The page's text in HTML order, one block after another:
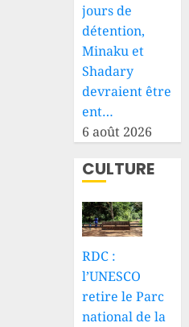
jours de
détention,
Minaku et
Shadary
devraient être
ent…
6 août 2026
CULTURE
RDC :
l’UNESCO
retire le Parc
national de la